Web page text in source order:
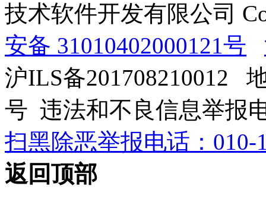
技术软件开发有限公司
安备 31010402000121号
沪ILS备201708210012
号 违法和不良信息举报
扫黑除恶举报电话：010-
返回顶部